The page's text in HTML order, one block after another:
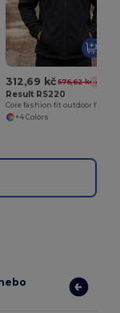
312,69 kč 576,62 kč-46%
Result RS220
+4 Colors